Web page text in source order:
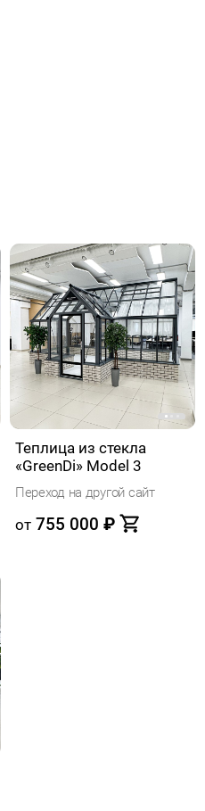
Теплица из стекла
«GreenDi» Model 3
Переход на другой сайт
от 755 000 ₽